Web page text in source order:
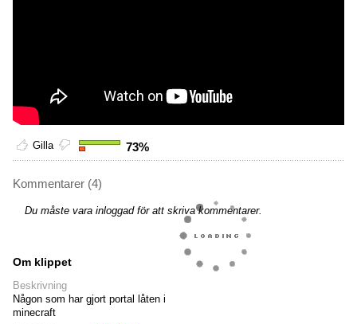
Gilla 73%
Kommentarer (4)
Du måste vara inloggad för att skriva kommentarer.
Om klippet
Beskrivning
Någon som har gjort portal låten i
minecraft